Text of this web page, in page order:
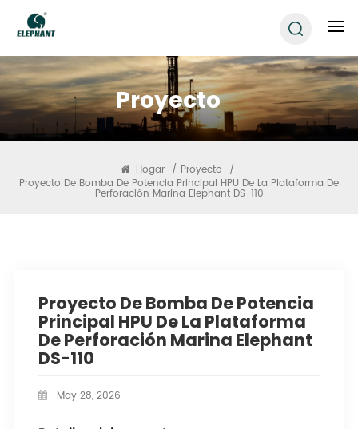
Proyecto
Hogar / Proyecto /
Proyecto De Bomba De Potencia Principal HPU De La Plataforma De
Perforación Marina Elephant DS-110
Proyecto De Bomba De Potencia
Principal HPU De La Plataforma
De Perforación Marina Elephant
DS-110
May 28, 2026